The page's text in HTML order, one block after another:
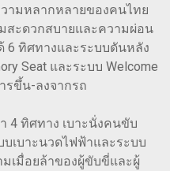
ามหลากหลายของคนไทย
สะดวกสบายและความผ่อน
6 ทิศทางและระบบดันหลัง
Seat และระบบ Welcome
รขึ้น-ลงจากรถ
4 ทิศทาง เบาะนั่งคนขับ
เบาะนวดไฟฟ้าและระบบ
เมื่อยล้าของผู้ขับขี่และผู้